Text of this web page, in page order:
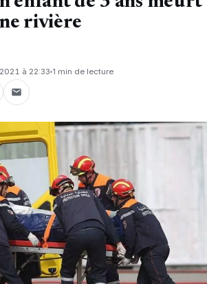
rivière
à 22:33 1 min de lecture